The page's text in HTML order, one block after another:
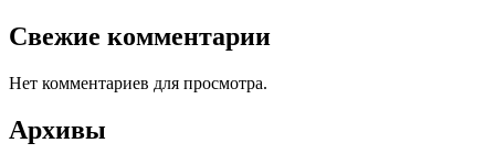
Свежие комментарии
Нет комментариев для просмотра.
Архивы